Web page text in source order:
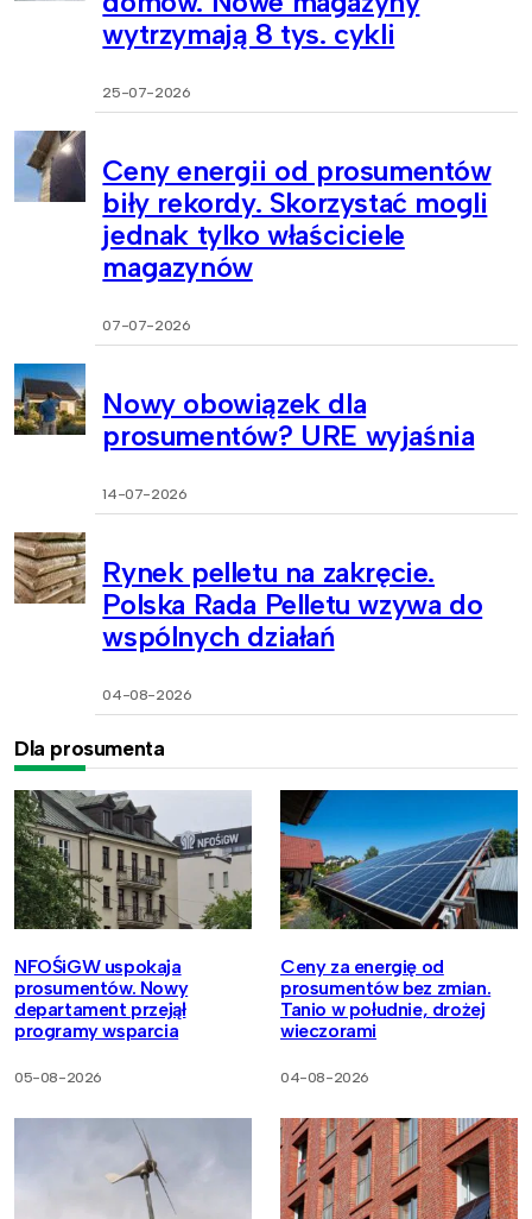
wytrzymają 8 tys. cykli
25-07-2026
Ceny energii od prosumentów
biły rekordy. Skorzystać mogli
jednak tylko właściciele
magazynów
07-07-2026
Nowy obowiązek dla
prosumentów? URE wyjaśnia
14-07-2026
Rynek pelletu na zakręcie.
Polska Rada Pelletu wzywa do
wspólnych działań
04-08-2026
Dla prosumenta
NFOŚiGW uspokaja
prosumentów. Nowy
departament przejął
programy wsparcia
05-08-2026
Ceny za energię od
prosumentów bez zmian.
Tanio w południe, drożej
wieczorami
04-08-2026